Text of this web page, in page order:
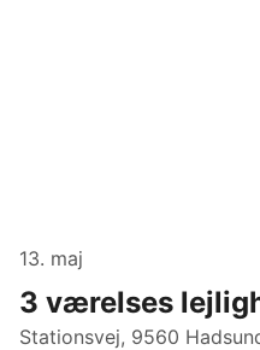
13. maj
3 værelses
Stationsvej, 9560